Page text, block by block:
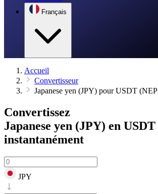
Français
Accueil
Convertisseur
Japanese yen (JPY) pour USDT
Convertissez
Japanese yen (JPY) en
instantanément
JPY